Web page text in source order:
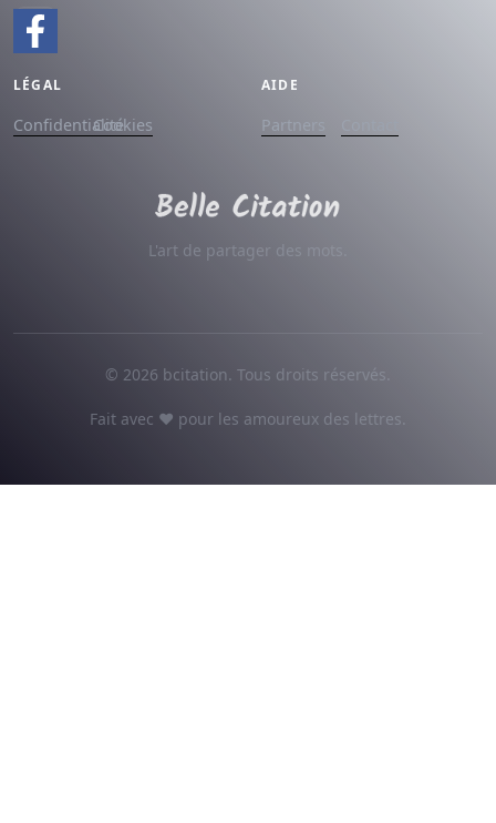
LÉGAL
ConfidentialitéCookies
AIDE
Partners
L'art de partager des mots.
© 2026 bcitation. Tous droits réservés.
Fait avec ♥ pour les amoureux des lettres.